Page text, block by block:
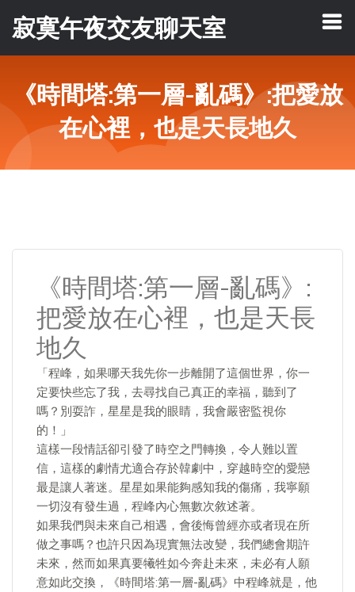
寂寞午夜交友聊天室
《時間塔:第一層-亂碼》:把愛放
在心裡，也是天長地久
《時間塔:第一層-亂碼》:
把愛放在心裡，也是天長
地久
「程峰，如果哪天我先你一步離開了這個世界，你一
定要快些忘了我，去尋找自己真正的幸福，聽到了
嗎？別耍詐，星星是我的眼睛，我會嚴密監視你
的！」
這樣一段情話卻引發了時空之門轉換，令人難以置
信，這樣的劇情尤適合存於韓劇中，穿越時空的愛戀
最是讓人著迷。星星如果能夠感知我的傷痛，我寧願
一切沒有發生過，程峰內心無數次敘述著。
如果我們與未來自己相遇，會後悔曾經亦或者現在所
做之事嗎？也許只因為現實無法改變，我們總會期許
未來，然而如果真要犧牲如今奔赴未來，未必有人願
意如此交換，《時間塔:第一層-亂碼》中程峰就是，他